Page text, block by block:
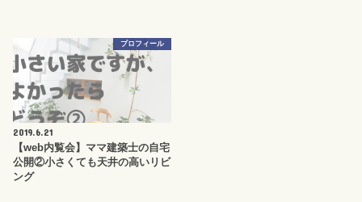
プロフィール
2019.6.21
【web内覧会】ママ建築士の自宅
公開②小さくても天井の高いリビ
ング